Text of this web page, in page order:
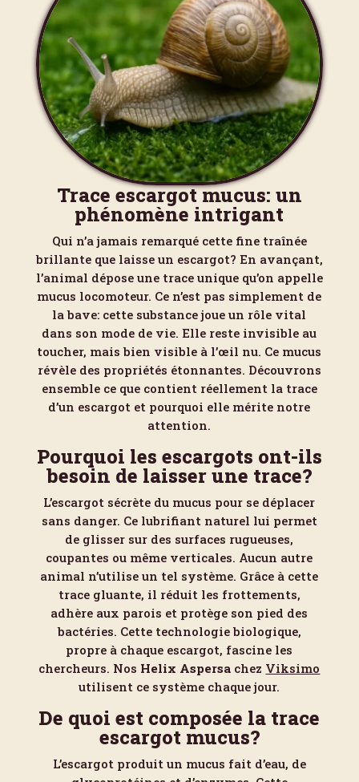
Trace escargot mucus: un
phénomène intrigant
Qui n’a jamais remarqué cette fine traînée
brillante que laisse un escargot? En avançant,
l’animal dépose une trace unique qu’on appelle
mucus locomoteur. Ce n’est pas simplement de
la bave: cette substance joue un rôle vital
dans son mode de vie. Elle reste invisible au
toucher, mais bien visible à l’œil nu. Ce mucus
révèle des propriétés étonnantes. Découvrons
ensemble ce que contient réellement la trace
d’un escargot et pourquoi elle mérite notre
attention.
Pourquoi les escargots ont-ils
besoin de laisser une trace?
L’escargot sécrète du mucus pour se déplacer
sans danger. Ce lubrifiant naturel lui permet
de glisser sur des surfaces rugueuses,
coupantes ou même verticales. Aucun autre
animal n’utilise un tel système. Grâce à cette
trace gluante, il réduit les frottements,
adhère aux parois et protège son pied des
bactéries. Cette technologie biologique,
propre à chaque escargot, fascine les
chercheurs. Nos Helix Aspersa chez Viksimo
utilisent ce système chaque jour.
De quoi est composée la trace
escargot mucus?
L’escargot produit un mucus fait d’eau, de